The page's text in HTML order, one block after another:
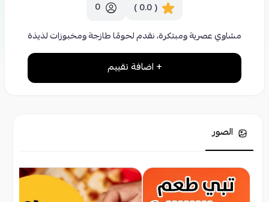
( 0.0 )
0
مشاوي عصرية ومبتكرة، نقدم لحومًا طازجة ومخبوزات لذيذة
+ اضافة تقييم
الصور